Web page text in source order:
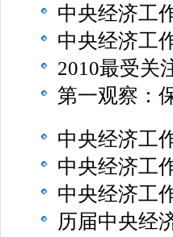
中央经济工
中央经济工
2010最受关
第一观察：
中央经济工
中央经济工
中央经济工
历届中央经